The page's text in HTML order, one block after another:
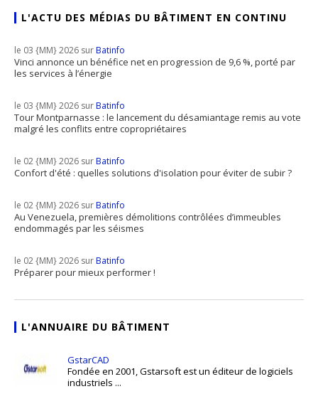
L'ACTU DES MÉDIAS DU BÂTIMENT EN CONTINU
le 03 {MM} 2026 surBatinfo
Vinci annonce un bénéfice net en progression de 9,6 %, porté par
les services à l’énergie
le 03 {MM} 2026 surBatinfo
Tour Montparnasse : le lancement du désamiantage remis au vote
malgré les conflits entre copropriétaires
le 02 {MM} 2026 surBatinfo
Confort d'été : quelles solutions d'isolation pour éviter de subir ?
le 02 {MM} 2026 surBatinfo
Au Venezuela, premières démolitions contrôlées d’immeubles
endommagés par les séismes
le 02 {MM} 2026 surBatinfo
Préparer pour mieux performer !
L'ANNUAIRE DU BÂTIMENT
GstarCAD
Fondée en 2001, Gstarsoft est un éditeur de logiciels
industriels ...